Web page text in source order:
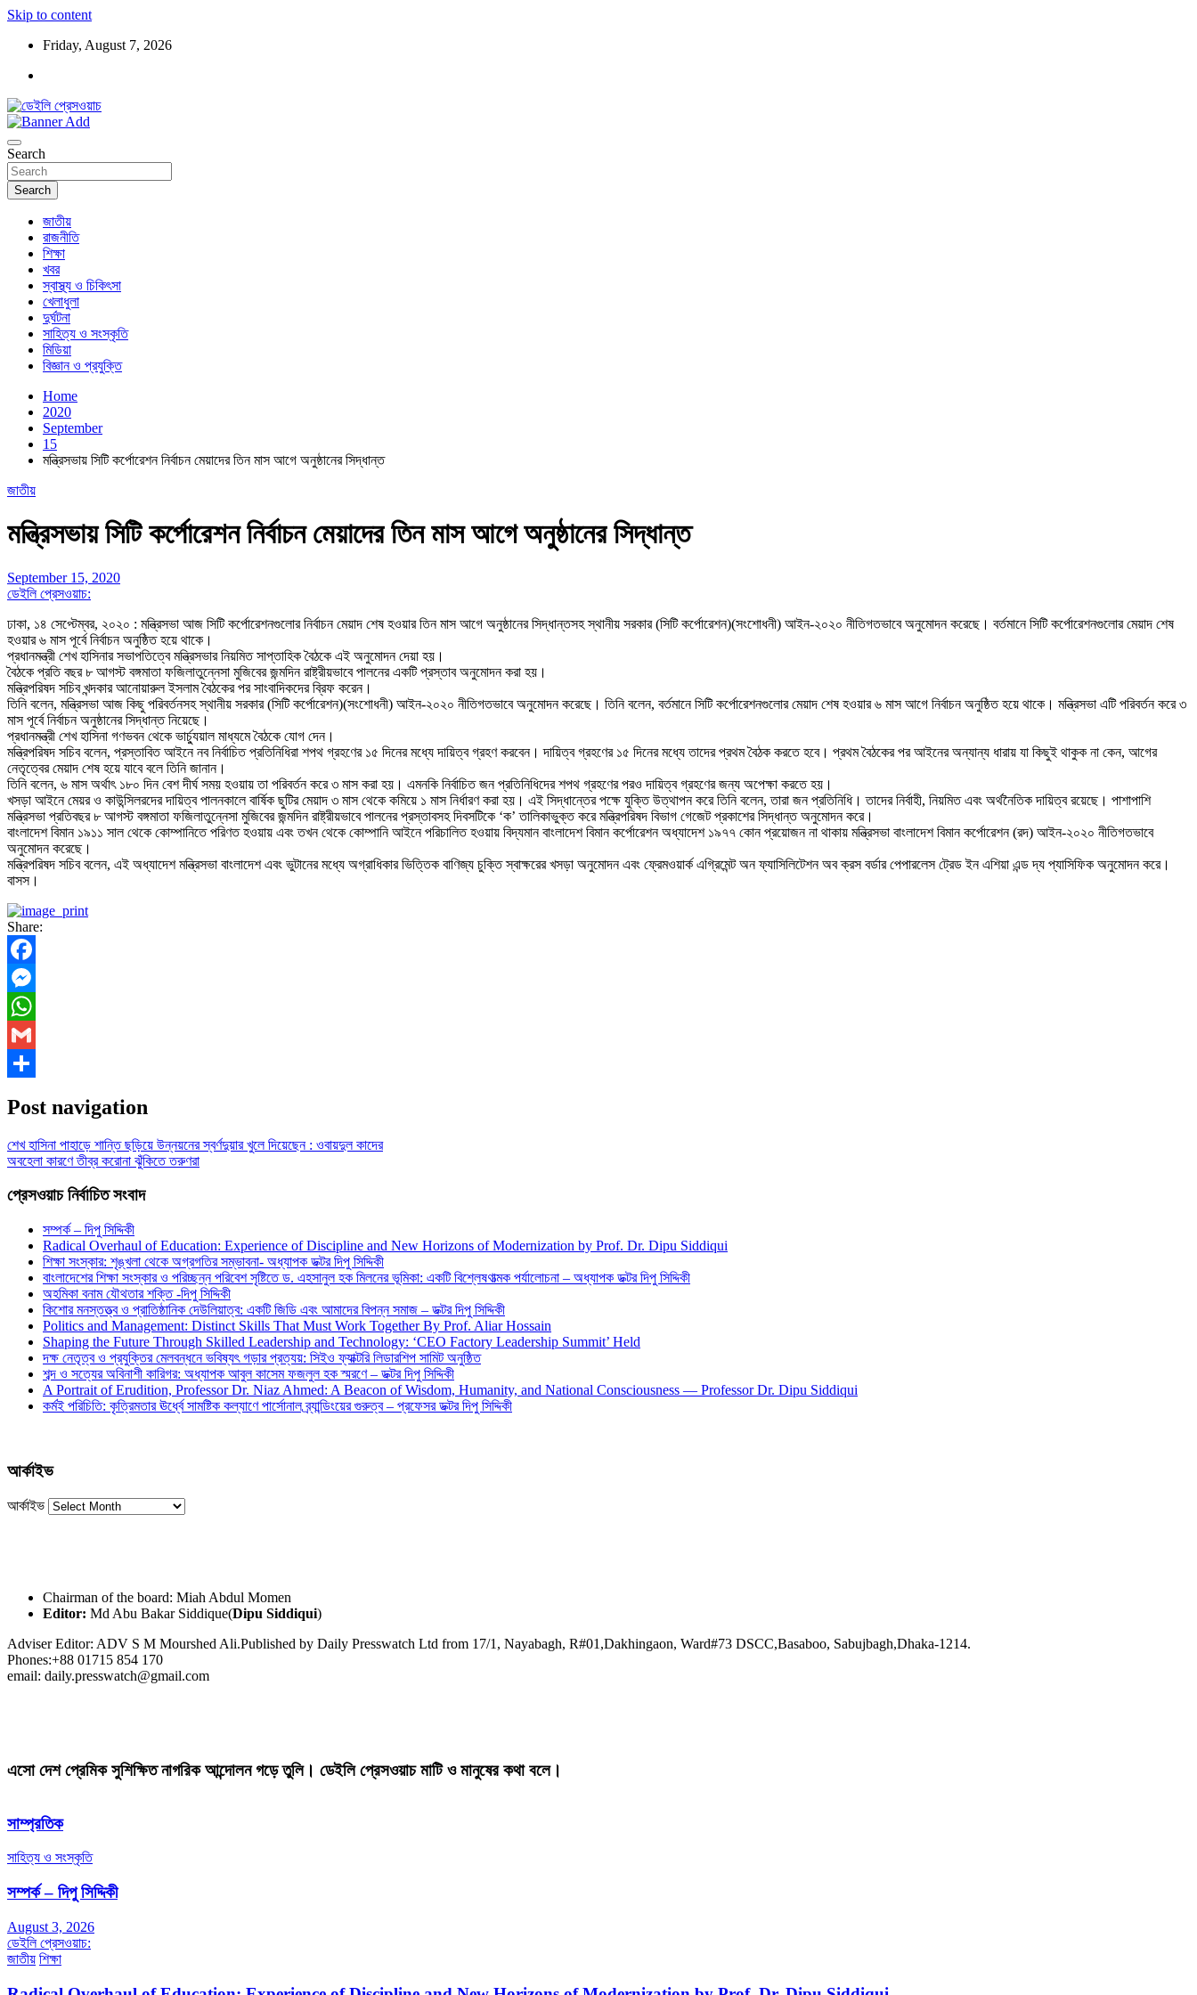
Skip to content
Friday, August 7, 2026
ডেইলি প্রেসওয়াচ
Search
Search
জাতীয়
রাজনীতি
শিক্ষা
খবর
স্বাস্থ্য ও চিকিৎসা
খেলাধুলা
দুর্ঘটনা
সাহিত্য ও সংস্কৃতি
মিডিয়া
বিজ্ঞান ও প্রযুক্তি
Home
2020
September
15
মন্ত্রিসভায় সিটি কর্পোরেশন নির্বাচন মেয়াদের তিন মাস আগে অনুষ্ঠানের সিদ্ধান্ত
জাতীয়
মন্ত্রিসভায় সিটি কর্পোরেশন নির্বাচন মেয়াদের তিন মাস আগে অনুষ্ঠানের সিদ্ধান্ত
September 15, 2020
ডেইলি প্রেসওয়াচ:
ঢাকা, ১৪ সেপ্টেম্বর, ২০২০ : মন্ত্রিসভা আজ সিটি কর্পোরেশনগুলোর নির্বাচন মেয়াদ শেষ হওয়ার তিন মাস আগে অনুষ্ঠানের সিদ্ধান্তসহ স্থানীয় সরকার (সিটি কর্পোরেশন)(সংশোধনী) আইন-২০২০ নীতিগতভাবে অনুমোদন করেছে। বর্তমানে সিটি কর্পোরেশনগুলোর মেয়াদ শেষ
হওয়ার ৬ মাস পূর্বে নির্বাচন অনুষ্ঠিত হয়ে থাকে।
প্রধানমন্ত্রী শেখ হাসিনার সভাপতিত্বে মন্ত্রিসভার নিয়মিত সাপ্তাহিক বৈঠকে এই অনুমোদন দেয়া হয়।
বৈঠকে প্রতি বছর ৮ আগস্ট বঙ্গমাতা ফজিলাতুন্নেসা মুজিবের জন্মদিন রাষ্ট্রীয়ভাবে পালনের একটি প্রস্তাব অনুমোদন করা হয়।
মন্ত্রিপরিষদ সচিব খন্দকার আনোয়ারুল ইসলাম বৈঠকের পর সাংবাদিকদের ব্রিফ করেন।
তিনি বলেন, মন্ত্রিসভা আজ কিছু পরিবর্তনসহ স্থানীয় সরকার (সিটি কর্পোরেশন)(সংশোধনী) আইন-২০২০ নীতিগতভাবে অনুমোদন করেছে। তিনি বলেন, বর্তমানে সিটি কর্পোরেশনগুলোর মেয়াদ শেষ হওয়ার ৬ মাস আগে নির্বাচন অনুষ্ঠিত হয়ে থাকে। মন্ত্রিসভা এটি পরিবর্তন করে ৩
মাস পূর্বে নির্বাচন অনুষ্ঠানের সিদ্ধান্ত নিয়েছে।
প্রধানমন্ত্রী শেখ হাসিনা গণভবন থেকে ভার্চ্যুয়াল মাধ্যমে বৈঠকে যোগ দেন।
মন্ত্রিপরিষদ সচিব বলেন, প্রস্তাবিত আইনে নব নির্বাচিত প্রতিনিধিরা শপথ গ্রহণের ১৫ দিনের মধ্যে দায়িত্ব গ্রহণ করবেন। দায়িত্ব গ্রহণের ১৫ দিনের মধ্যে তাদের প্রথম বৈঠক করতে হবে। প্রথম বৈঠকের পর আইনের অন্যান্য ধারায় যা কিছুই থাকুক না কেন, আগের
নেতৃত্বের মেয়াদ শেষ হয়ে যাবে বলে তিনি জানান।
তিনি বলেন, ৬ মাস অর্থাৎ ১৮০ দিন বেশ দীর্ঘ সময় হওয়ায় তা পরিবর্তন করে ৩ মাস করা হয়। এমনকি নির্বাচিত জন প্রতিনিধিদের শপথ গ্রহণের পরও দায়িত্ব গ্রহণের জন্য অপেক্ষা করতে হয়।
খসড়া আইনে মেয়র ও কাউন্সিলরদের দায়িত্ব পালনকালে বার্ষিক ছুটির মেয়াদ ৩ মাস থেকে কমিয়ে ১ মাস নির্ধারণ করা হয়। এই সিদ্ধান্তের পক্ষে যুক্তি উত্থাপন করে তিনি বলেন, তারা জন প্রতিনিধি। তাদের নির্বাহী, নিয়মিত এবং অর্থনৈতিক দায়িত্ব রয়েছে। পাশাপাশি
মন্ত্রিসভা প্রতিবছর ৮ আগস্ট বঙ্গমাতা ফজিলাতুন্নেসা মুজিবের জন্মদিন রাষ্ট্রীয়ভাবে পালনের প্রস্তাবসহ দিবসটিকে ‘ক’ তালিকাভুক্ত করে মন্ত্রিপরিষদ বিভাগ গেজেট প্রকাশের সিদ্ধান্ত অনুমোদন করে।
বাংলাদেশ বিমান ১৯১১ সাল থেকে কোম্পানিতে পরিণত হওয়ায় এবং তখন থেকে কোম্পানি আইনে পরিচালিত হওয়ায় বিদ্যমান বাংলাদেশ বিমান কর্পোরেশন অধ্যাদেশ ১৯৭৭ কোন প্রয়োজন না থাকায় মন্ত্রিসভা বাংলাদেশ বিমান কর্পোরেশন (রদ) আইন-২০২০ নীতিগতভাবে
অনুমোদন করেছে।
মন্ত্রিপরিষদ সচিব বলেন, এই অধ্যাদেশ মন্ত্রিসভা বাংলাদেশ এবং ভুটানের মধ্যে অগ্রাধিকার ভিত্তিক বাণিজ্য চুক্তি স্বাক্ষরের খসড়া অনুমোদন এবং ফ্রেমওয়ার্ক এগ্রিমেন্ট অন ফ্যাসিলিটেশন অব ক্রস বর্ডার পেপারলেস ট্রেড ইন এশিয়া এন্ড দ্য প্যাসিফিক অনুমোদন করে।
বাসস।
Share:
Facebook
Messenger
WhatsApp
Gmail
Post navigation
শেখ হাসিনা পাহাড়ে শান্তি ছড়িয়ে উন্নয়নের স্বর্ণদুয়ার খুলে দিয়েছেন : ওবায়দুল কাদের
অবহেলা কারণে তীব্র করোনা ঝুঁকিতে তরুণরা
প্রেসওয়াচ নির্বাচিত সংবাদ
সম্পর্ক – দিপু সিদ্দিকী
Radical Overhaul of Education: Experience of Discipline and New Horizons of Modernization by Prof. Dr. Dipu Siddiqui
শিক্ষা সংস্কার: শৃঙ্খলা থেকে অগ্রগতির সম্ভাবনা- অধ্যাপক ডক্টর দিপু সিদ্দিকী
বাংলাদেশের শিক্ষা সংস্কার ও পরিচ্ছন্ন পরিবেশ সৃষ্টিতে ড. এহসানুল হক মিলনের ভূমিকা: একটি বিশ্লেষণাত্মক পর্যালোচনা – অধ্যাপক ডক্টর দিপু সিদ্দিকী
অহমিকা বনাম যৌথতার শক্তি -দিপু সিদ্দিকী
কিশোর মনস্তত্ত্ব ও প্রাতিষ্ঠানিক দেউলিয়াত্ব: একটি জিডি এবং আমাদের বিপন্ন সমাজ – ডক্টর দিপু সিদ্দিকী
Politics and Management: Distinct Skills That Must Work Together By Prof. Aliar Hossain
Shaping the Future Through Skilled Leadership and Technology: ‘CEO Factory Leadership Summit’ Held
দক্ষ নেতৃত্ব ও প্রযুক্তির মেলবন্ধনে ভবিষ্যৎ গড়ার প্রত্যয়: সিইও ফ্যাক্টরি লিডারশিপ সামিট অনুষ্ঠিত
শব্দ ও সত্যের অবিনাশী কারিগর: অধ্যাপক আবুল কাসেম ফজলুল হক স্মরণে – ডক্টর দিপু সিদ্দিকী
A Portrait of Erudition, Professor Dr. Niaz Ahmed: A Beacon of Wisdom, Humanity, and National Consciousness — Professor Dr. Dipu Siddiqui
কর্মই পরিচিতি: কৃত্রিমতার ঊর্ধ্বে সামষ্টিক কল্যাণে পার্সোনাল ব্র্যান্ডিংয়ের গুরুত্ব – প্রফেসর ডক্টর দিপু সিদ্দিকী
আর্কাইভ
আর্কাইভ
Chairman of the board: Miah Abdul Momen
Editor: Md Abu Bakar Siddique(Dipu Siddiqui)
Adviser Editor: ADV S M Mourshed Ali.Published by Daily Presswatch Ltd from 17/1, Nayabagh, R#01,Dakhingaon, Ward#73 DSCC,Basaboo, Sabujbagh,Dhaka-1214.
Phones:+88 01715 854 170
email: daily.presswatch@gmail.com
এসো দেশ প্রেমিক সুশিক্ষিত নাগরিক আন্দোলন গড়ে তুলি। ডেইলি প্রেসওয়াচ মাটি ও মানুষের কথা বলে।
সাম্প্রতিক
সাহিত্য ও সংস্কৃতি
সম্পর্ক – দিপু সিদ্দিকী
August 3, 2026
ডেইলি প্রেসওয়াচ:
জাতীয় শিক্ষা